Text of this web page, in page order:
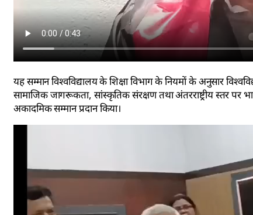
यह सम्मान विश्वविद्यालय के शिक्षा विभाग के नियमों के अनुसार
सामाजिक जागरूकता, सांस्कृतिक संरक्षण तथा अंतरराष्ट्रीय स्तर
अकादमिक सम्मान प्रदान किया।